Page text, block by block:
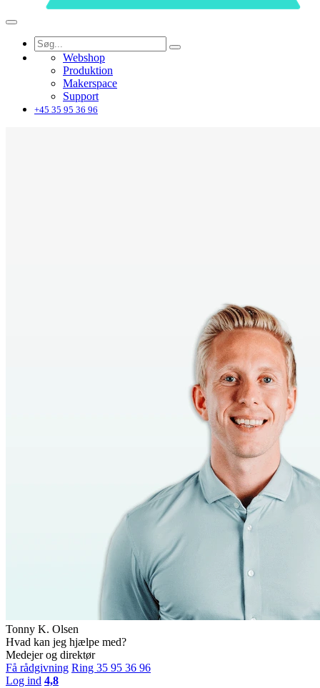
Webshop
Produktion
Makerspace
Support
+45 35 95 36 96
Tonny K. Olsen
Hvad kan jeg hjælpe med?
Medejer og direktør
Få rådgivning Ring 35 95 36 96
Log ind 4,8